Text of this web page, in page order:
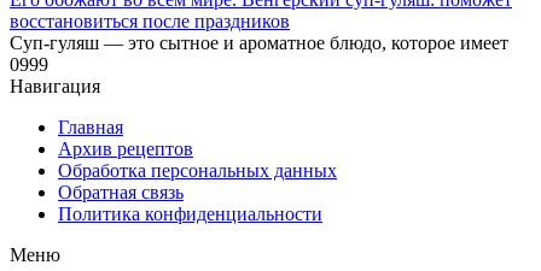
восстановиться после праздников
Суп-гуляш — это сытное и ароматное блюдо, которое имеет
0999
Навигация
Главная
Архив рецептов
Обработка персональных данных
Обратная связь
Политика конфиденциальности
Меню